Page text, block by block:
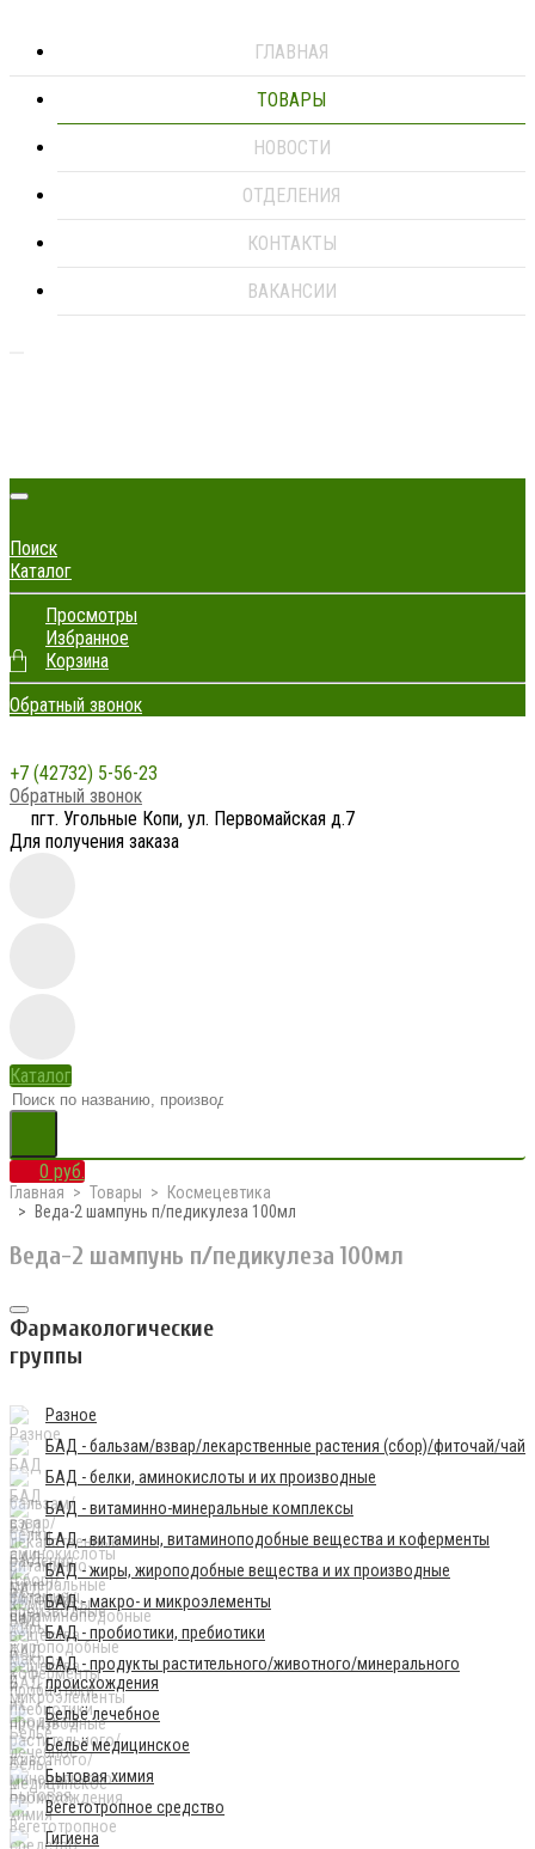
ГЛАВНАЯ
ТОВАРЫ
НОВОСТИ
ОТДЕЛЕНИЯ
КОНТАКТЫ
ВАКАНСИИ
Поиск
Каталог
Просмотры
Избранное
Корзина
Обратный звонок
+7 (42732) 5-56-23
Обратный звонок
пгт. Угольные Копи, ул. Первомайская д.7
Для получения заказа
Каталог
0 руб.
Главная Товары
Космецевтика
Веда-2 шампунь п/педикулеза 100мл
Веда-2 шампунь п/педикулеза 100мл
Фармакологические
группы
Разное
БАД - бальзам/взвар/лекарственные растения (сбор)/фиточай/чай
БАД - белки, аминокислоты и их производные
БАД - витаминно-минеральные комплексы
БАД - витамины, витаминоподобные вещества и коферменты
БАД - жиры, жироподобные вещества и их производные
БАД - макро- и микроэлементы
БАД - пробиотики, пребиотики
БАД - продукты растительного/животного/минерального
происхождения
Бельё лечебное
Бельё медицинское
Бытовая химия
Вегетотропное средство
Гигиена